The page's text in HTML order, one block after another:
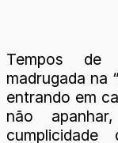
Tempos de
madrugada na
entrando em
não